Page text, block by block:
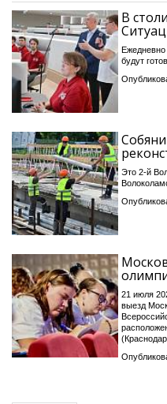
В
будут
Это 2-й
21 июля
выезд